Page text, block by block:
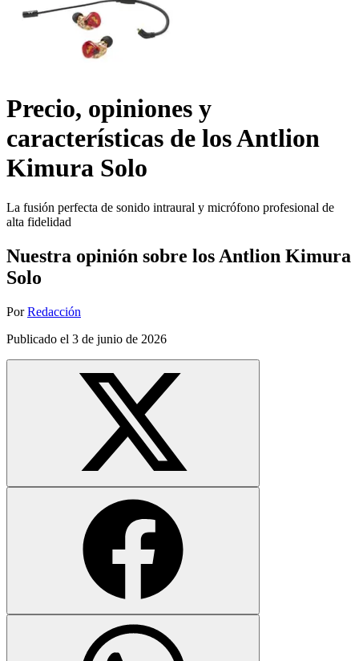
Precio, opiniones y
características de losAntlion
Kimura Solo
La fusión perfecta de sonido intraural y micrófono profesional de
alta fidelidad
Nuestra opinión sobre los Antlion Kimura
Solo
Por Redacción
Publicado el 3 de junio de 2026